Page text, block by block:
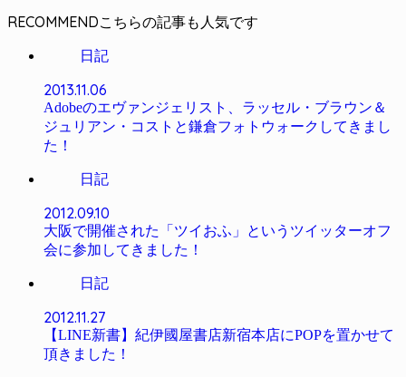
RECOMMEND
日記
2013.11.06
Adobeのエヴァンジェリスト、ラッセル・ブラウン＆
ジュリアン・コストと鎌倉フォトウォークしてきまし
た！
日記
2012.09.10
大阪で開催された「ツイおふ」というツイッターオフ
会に参加してきました！
日記
2012.11.27
【LINE新書】紀伊國屋書店新宿本店にPOPを置かせて
頂きました！